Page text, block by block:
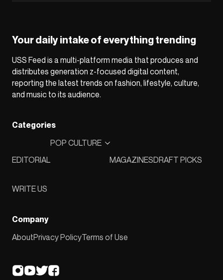
Your daily intake of everything trending
USS Feed is a multi-platform media that produces and
distributes generation z-focused digital content,
reporting the latest trends on fashion, lifestyle, culture,
and music to its audience.
Categories
EDITORIAL
POP CULTURE
MAGAZINESDRAFT PICKS
WRITE US
Company
AboutPrivacy PolicyTerms of Use